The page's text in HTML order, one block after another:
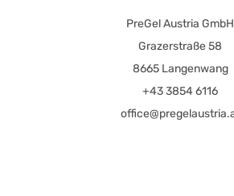
PreGel Austria GmbH
Grazerstraße 58
8665 Langenwang
+43 3854 6116